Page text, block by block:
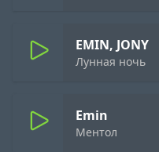
EMIN, JONY
Лунная ночь
Emin
Ментол